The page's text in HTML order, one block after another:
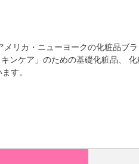
リカ・ニューヨークの化粧品ブ
ンケア」のための基礎化粧品、
す。